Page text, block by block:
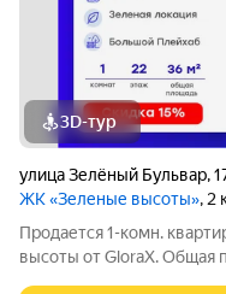
3D-тур
улица Зелёный Бульвар,
ЖК «Зеленые высоты», 2
Продается 1-комн.
высоты от GloraX. Общая